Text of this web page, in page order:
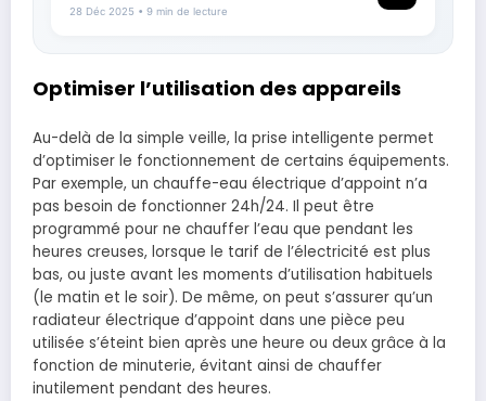
28 Déc 2025 • 9 min de lecture
Optimiser l’utilisation des appareils
Au-delà de la simple veille, la prise intelligente permet
d’optimiser le fonctionnement de certains équipements.
Par exemple, un chauffe-eau électrique d’appoint n’a
pas besoin de fonctionner 24h/24. Il peut être
programmé pour ne chauffer l’eau que pendant les
heures creuses, lorsque le tarif de l’électricité est plus
bas, ou juste avant les moments d’utilisation habituels
(le matin et le soir). De même, on peut s’assurer qu’un
radiateur électrique d’appoint dans une pièce peu
utilisée s’éteint bien après une heure ou deux grâce à la
fonction de minuterie, évitant ainsi de chauffer
inutilement pendant des heures.